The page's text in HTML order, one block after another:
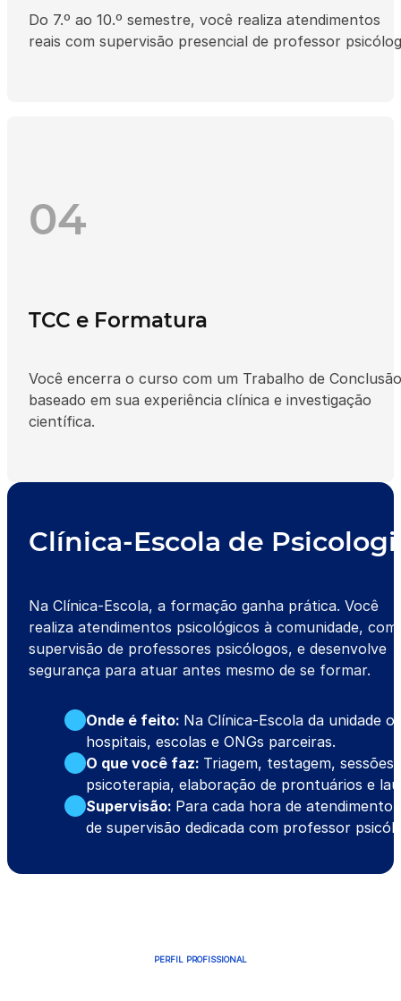
Do 7.º ao 10.º semestre, você realiza atendimentos
reais com supervisão presencial de professor
04
TCC e Formatura
Você encerra o curso com um Trabalho de Conclusão
baseado em sua experiência clínica e investigação
científica.
Clínica-Escola de
Na Clínica-Escola, a formação ganha prática. Você
realiza atendimentos psicológicos à comunidade, com
supervisão de professores psicólogos, e desenvolve
segurança para atuar antes mesmo de se formar.
Onde é feito: Na Clínica-Escola da unidade
hospitais, escolas e ONGs parceiras.
O que você faz: Triagem, testagem, sessões
psicoterapia, elaboração de prontuários e
Supervisão: Para cada hora de
de supervisão dedicada com professor
PERFIL PROFISSIONAL